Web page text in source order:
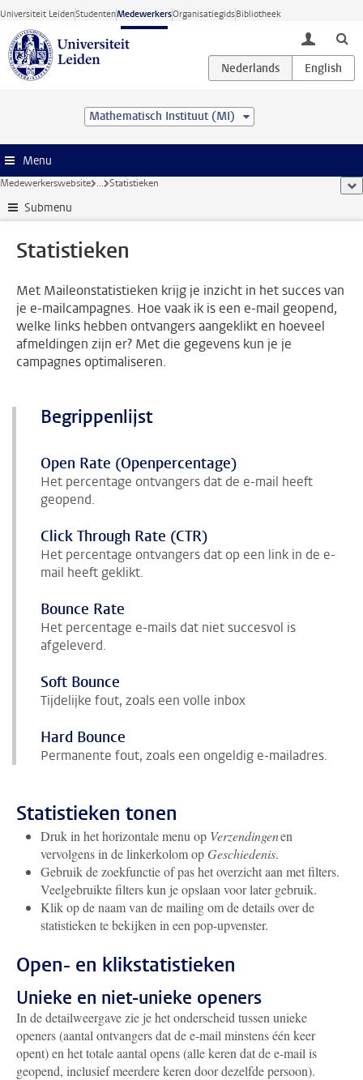
Ga direct naar de inhoud
Universiteit LeidenStudentenMedewerkersOrganisatiegidsBibliotheek
toggle
Mathematisch Instituut (MI)
Menu
Medewerkerswebsite ... Statistieken
Submenu
Statistieken
Met Maileonstatistieken krijg je inzicht in het succes van
je e-mailcampagnes. Hoe vaak ik is een e-mail geopend,
welke links hebben ontvangers aangeklikt en hoeveel
afmeldingen zijn er? Met die gegevens kun je je
campagnes optimaliseren.
Begrippenlijst
Open Rate (Openpercentage)
Het percentage ontvangers dat de e-mail heeft
geopend.
Click Through Rate (CTR)
Het percentage ontvangers dat op een link in de e-
mail heeft geklikt.
Bounce Rate
Het percentage e-mails dat niet succesvol is
afgeleverd.
Soft Bounce
Tijdelijke fout, zoals een volle inbox
Hard Bounce
Permanente fout, zoals een ongeldig e-mailadres.
Statistieken tonen
Druk in het horizontale menu op Verzendingenen
vervolgens in de linkerkolom op Geschiedenis.
Gebruik de zoekfunctie of pas het overzicht aan met filters.
Veelgebruikte filters kun je opslaan voor later gebruik.
Klik op de naam van de mailing om de details over de
statistieken te bekijken in een pop-upvenster.
Open- en klikstatistieken
Unieke en niet-unieke openers
In de detailweergave zie je het onderscheid tussen unieke
openers (aantal ontvangers dat de e-mail minstens één keer
opent) en het totale aantal opens (alle keren dat de e-mail is
geopend, inclusief meerdere keren door dezelfde persoon).